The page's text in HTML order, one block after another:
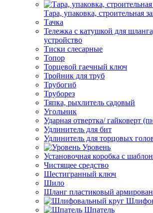
Тара, упаковка, строительная
Тачка
Тележка с катушкой для
устройство
Тиски слесарные
Топор
Торцевой гаечный ключ
Тройник для труб
Трубогиб
Труборез
Тяпка, рыхлитель садовый
Угольник
Ударная отвертка/ гайковерт
Удлинитель для бит
Удлинитель для торцовых
Уровень
Установочная коробка с
Чистящее средство
Шестигранный ключ
Шило
Шланг пластиковый
Шпатель